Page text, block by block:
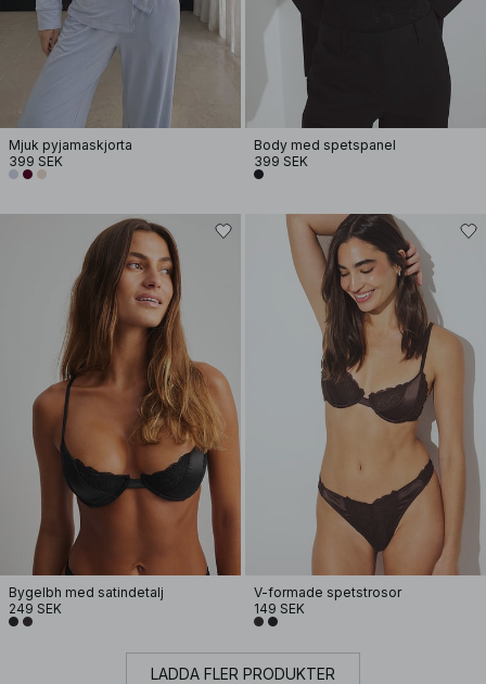
Mjuk pyjamaskjorta
399 SEK
Body med spetspanel
399 SEK
Bygelbh med satindetalj
249 SEK
V-formade spetstrosor
149 SEK
LADDA FLER PRODUKTER